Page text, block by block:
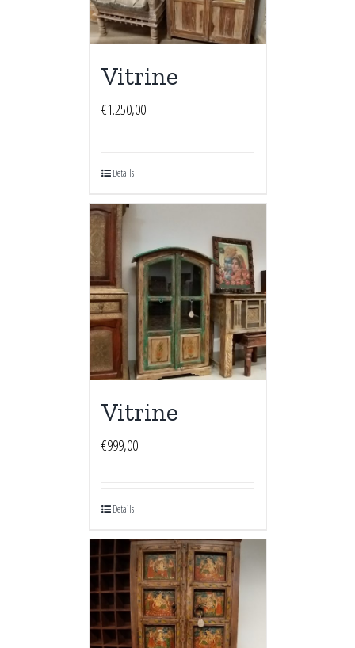
Vitrine
€1.250,00
Details
Vitrine
€999,00
Details